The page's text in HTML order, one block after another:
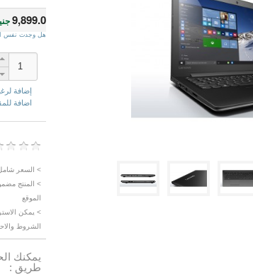
9,899.0
هل وجدت نفس
إضافة
اضافة
> السعر
> المنتج
الموقع
الشروط
يمكنك
طريق :